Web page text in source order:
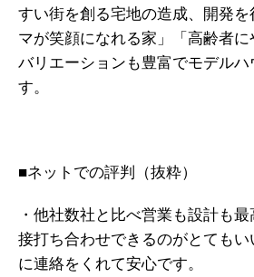
すい街を創る宅地の造成、開発
マが笑顔になれる家」「高齢者に
バリエーションも豊富でモデルハ
す。
■ネットでの評判（抜粋）
・他社数社と比べ営業も設計も
接打ち合わせできるのがとてもい
に連絡をくれて安心です。